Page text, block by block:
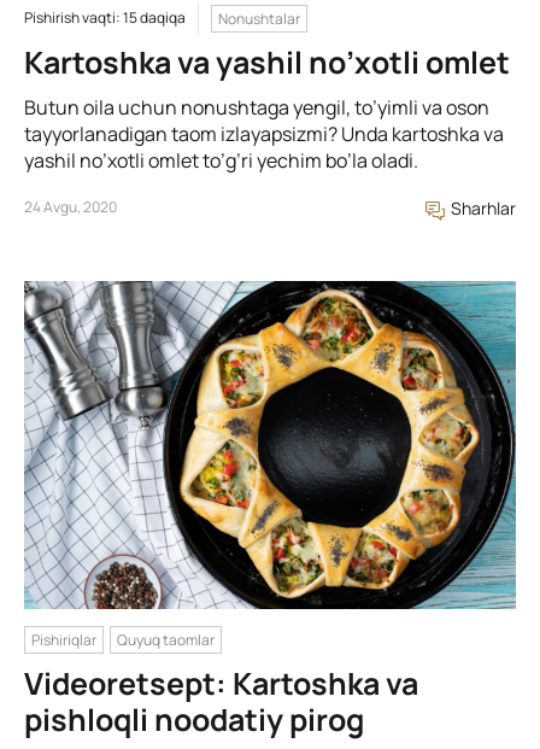
Pishirish vaqti: 15 daqiqa Nonushtalar
Kartoshka va yashil no’xotli omlet
Butun oila uchun nonushtaga yengil, to’yimli va oson
tayyorlanadigan taom izlayapsizmi? Unda kartoshka va
yashil no’xotli omlet to’g’ri yechim bo’la oladi.
24 Avgu, 2020 Sharhlar
Pishiriqlar Quyuq taomlar
Videoretsept: Kartoshka va
pishloqli noodatiy pirog